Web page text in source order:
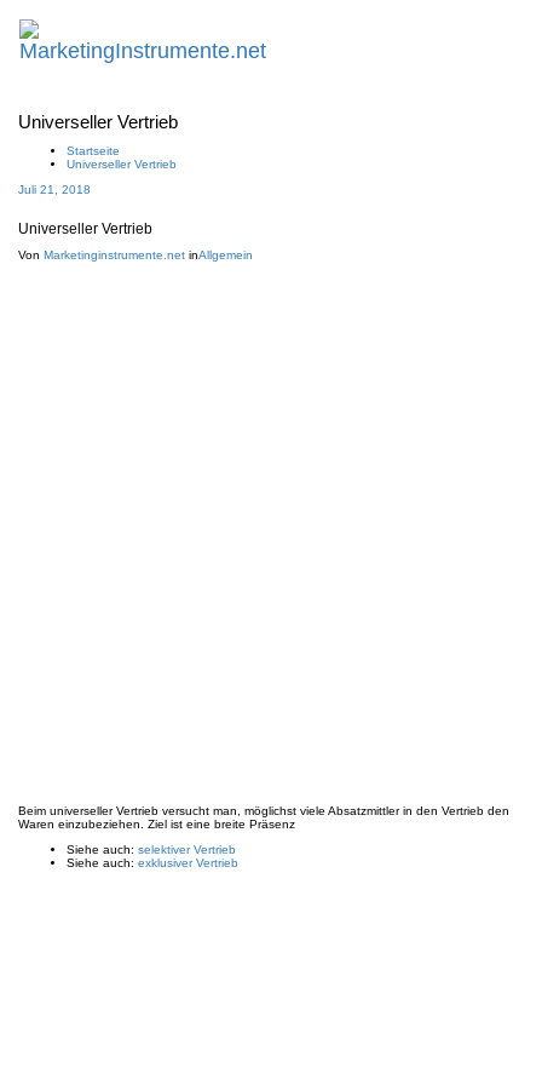
Universeller Vertrieb
Startseite
Universeller Vertrieb
Juli 21, 2018
Universeller Vertrieb
Von Marketinginstrumente.net inAllgemein
Beim universeller Vertrieb versucht man, möglichst viele Absatzmittler in den Vertrieb den
Waren einzubeziehen. Ziel ist eine breite Präsenz
Siehe auch: selektiver Vertrieb
Siehe auch: exklusiver Vertrieb